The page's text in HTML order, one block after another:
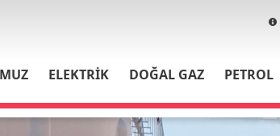
ELEKTRİK DOĞAL GAZ PETROL